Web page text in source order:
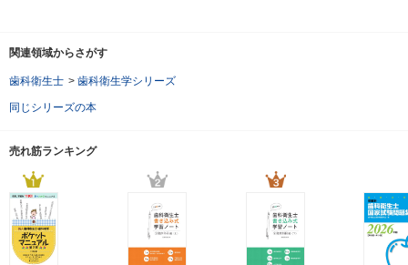
関連領域からさがす
歯科衛生士 > 歯科衛生学シリーズ
同じシリーズの本
売れ筋ランキング